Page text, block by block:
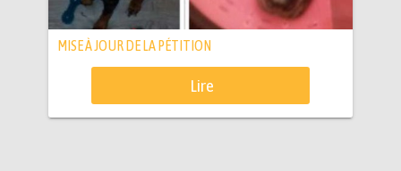
MISE À JOUR DE LA PÉTITION
Lire